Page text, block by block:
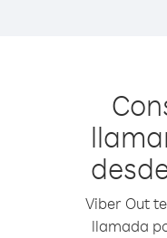
Viber Out
llamada